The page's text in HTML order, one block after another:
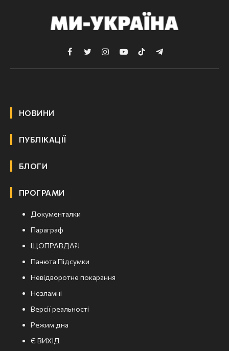
FacebookTwitterInstagramYouTubeTikTokTelegram
НОВИНИ
ПУБЛІКАЦІЇ
БЛОГИ
ПРОГРАМИ
Документалки
Параграф
ЩОПРАВДА?!
Панюта Підсумки
Невідворотне покарання
Незламні
Версії реальності
Режим дна
Є ВИХІД